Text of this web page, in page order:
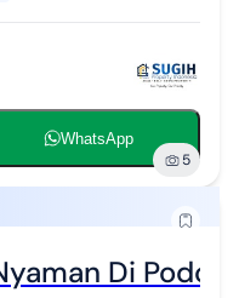
WhatsApp
5
Di